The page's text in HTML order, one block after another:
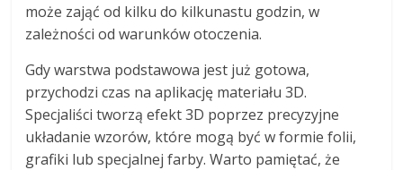
może zająć od kilku do kilkunastu godzin, w
zależności od warunków otoczenia.
Gdy warstwa podstawowa jest już gotowa,
przychodzi czas na aplikację materiału 3D.
Specjaliści tworzą efekt 3D poprzez precyzyjne
układanie wzorów, które mogą być w formie folii,
grafiki lub specjalnej farby. Warto pamiętać, że